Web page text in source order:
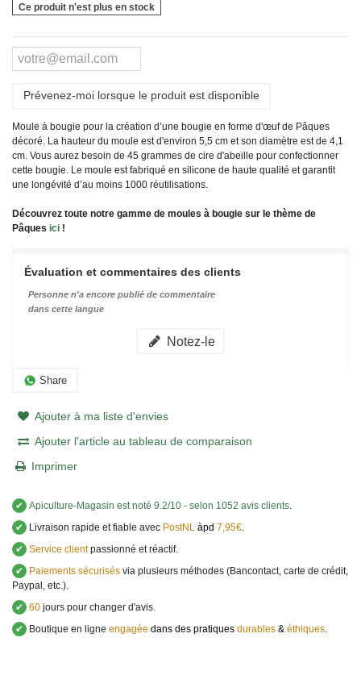
Ce produit n'est plus en stock
Prévenez-moi lorsque le produit est disponible
Moule à bougie pour la création d’une bougie en forme d'œuf de Pâques
décoré. La hauteur du moule est d'environ 5,5 cm et son diamètre est de 4,1
cm. Vous aurez besoin de 45 grammes de cire d'abeille pour confectionner
cette bougie. Le moule est fabriqué en silicone de haute qualité et garantit
une longévité d’au moins 1000 réutilisations.
Découvrez toute notre gamme de moules à bougie sur le thème de
Pâques ici !
Évaluation et commentaires des clients
Personne n'a encore publié de commentaire
dans cette langue
Notez-le
Share
Ajouter à ma liste d'envies
Ajouter l'article au tableau de comparaison
Imprimer
✔ Apiculture-Magasin est noté 9.2/10 - selon 1052 avis clients.
✔
Livraison rapide et fiable avec PostNL àpd 7,95€.
✔ Service clientpassionné et réactif.
✔
Paiements sécurisés via plusieurs méthodes (Bancontact, carte de crédit,
Paypal, etc.).
✔ 60 jours pour changer d'avis.
✔
Boutique en ligne engagée dans des pratiques durables & éthiques.